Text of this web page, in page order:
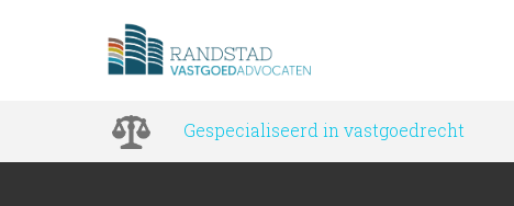
Gespecialiseerd in vastgoedrecht